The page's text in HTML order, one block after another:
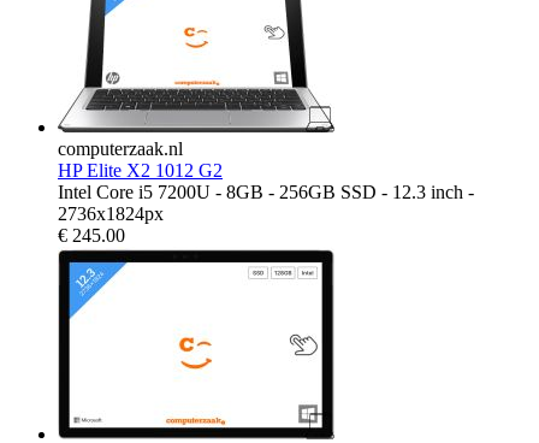
computerzaak.nl
HP Elite X2 1012 G2
Intel Core i5 7200U - 8GB - 256GB SSD - 12.3 inch -
2736x1824px
€ 245.00